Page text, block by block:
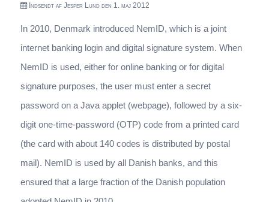
Indsendt af Jesper Lundden 1. maj 2012
In 2010, Denmark introduced NemID, which is a joint
internet banking login and digital signature system. When
NemID is used, either for online banking or for digital
signature purposes, the user must enter a secret
password on a Java applet (webpage), followed by a six-
digit one-time-password (OTP) code from a printed card
(the card with about 140 codes is distributed by postal
mail). NemID is used by all Danish banks, and this
ensured that a large fraction of the Danish population